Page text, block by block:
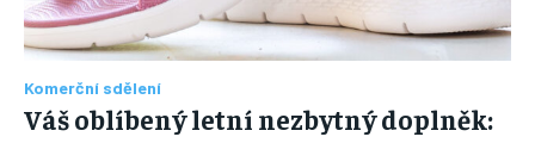
Komerční sdělení
Váš oblíbený letní nezbytný doplněk: